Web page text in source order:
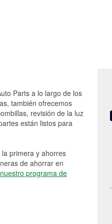
Parts a lo largo de los
también ofrecemos
revisión de la luz
están listos para
primera y ahorres
de ahorrar en
nuestro programa de